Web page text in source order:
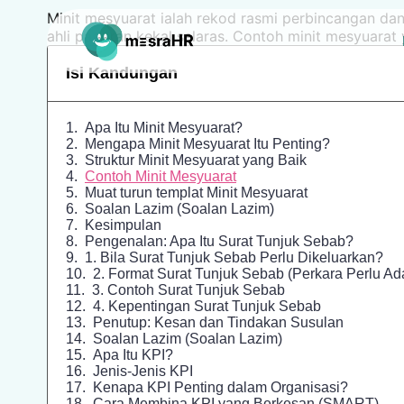
Minit mesyuarat ialah rekod rasmi perbincangan
ahli pasukan kekal selaras. Contoh minit
Isi Kandungan
Apa Itu Minit Mesyuarat?
Mengapa Minit Mesyuarat Itu Penting?
Struktur Minit Mesyuarat yang Baik
Contoh Minit Mesyuarat
Muat turun templat Minit Mesyuarat
Soalan Lazim (Soalan Lazim)
Kesimpulan
Pengenalan: Apa Itu Surat Tunjuk Sebab?
1. Bila Surat Tunjuk Sebab Perlu Dikeluarkan?
2. Format Surat Tunjuk Sebab (Perkara Perlu
3. Contoh Surat Tunjuk Sebab
4. Kepentingan Surat Tunjuk Sebab
Penutup: Kesan dan Tindakan Susulan
Soalan Lazim (Soalan Lazim)
Apa Itu KPI?
Jenis-Jenis KPI
Kenapa KPI Penting dalam Organisasi?